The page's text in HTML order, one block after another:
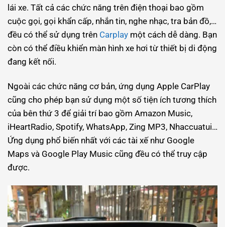
lái xe. Tất cả các chức năng trên điện thoại bao gồm
cuộc gọi, gọi khẩn cấp, nhắn tin, nghe nhạc, tra bản đồ,…
đều có thể sử dụng trên Carplay một cách dễ dàng. Bạn
còn có thể điều khiển màn hình xe hơi từ thiết bị di động
đang kết nối.
Ngoài các chức năng cơ bản, ứng dụng Apple CarPlay
cũng cho phép bạn sử dụng một số tiện ích tương thích
của bên thứ 3 để giải trí bao gồm Amazon Music,
iHeartRadio, Spotify, WhatsApp, Zing MP3, Nhaccuatui…
Ứng dụng phổ biến nhất với các tài xế như Google
Maps và Google Play Music cũng đều có thể truy cập
được.